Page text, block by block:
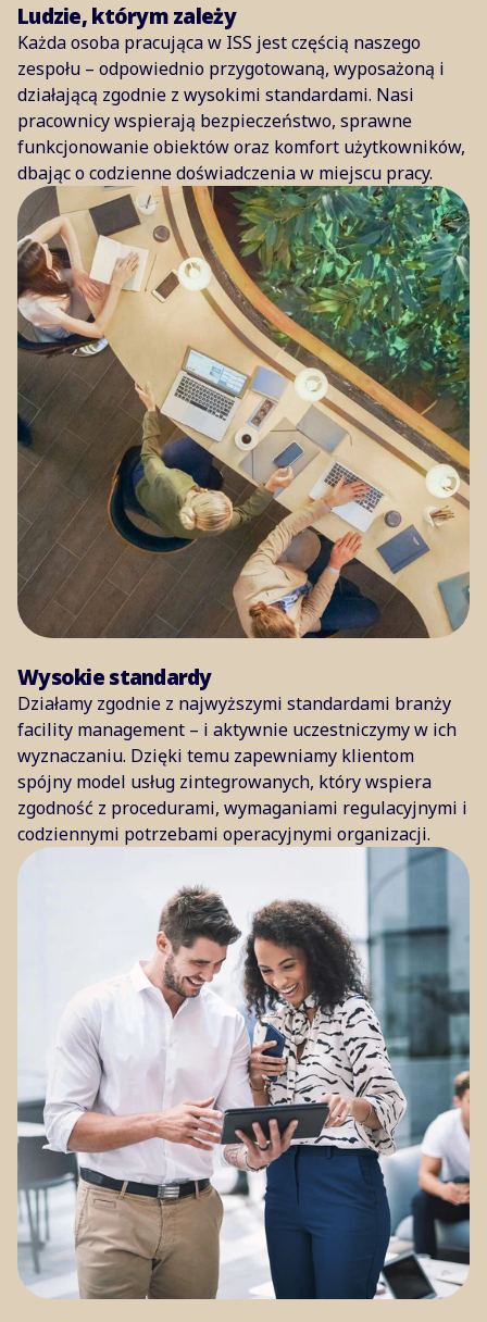
Ludzie, którym zależy
Każda osoba pracująca w ISS jest częścią naszego
zespołu – odpowiednio przygotowaną, wyposażoną i
działającą zgodnie z wysokimi standardami. Nasi
pracownicy wspierają bezpieczeństwo, sprawne
funkcjonowanie obiektów oraz komfort użytkowników,
dbając o codzienne doświadczenia w miejscu pracy.
Wysokie standardy
Działamy zgodnie z najwyższymi standardami branży
facility management – i aktywnie uczestniczymy w ich
wyznaczaniu. Dzięki temu zapewniamy klientom
spójny model usług zintegrowanych, który wspiera
zgodność z procedurami, wymaganiami regulacyjnymi i
codziennymi potrzebami operacyjnymi organizacji.